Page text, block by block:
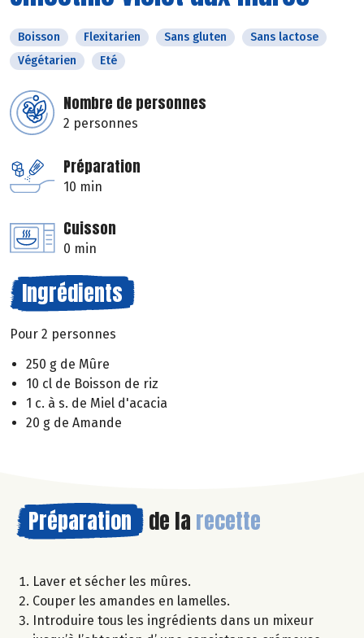
Boisson Flexitarien Sans gluten
Sans lactose
Végétarien
Eté
Nombre de personnes
2 personnes
Préparation
10 min
Cuisson
0 min
Ingrédients
Pour 2 personnes
250 g de Mûre
10 cl de Boisson de riz
1 c. à s. de Miel d'acacia
20 g de Amande
Préparation de la recette
Laver et sécher les mûres.
Couper les amandes en lamelles.
Introduire tous les ingrédients dans un mixeur